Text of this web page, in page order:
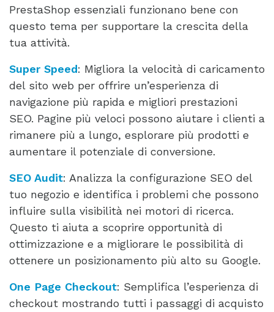
PrestaShop essenziali funzionano bene con
questo tema per supportare la crescita della
tua attività.
Super Speed: Migliora la velocità di caricamento
del sito web per offrire un’esperienza di
navigazione più rapida e migliori prestazioni
SEO. Pagine più veloci possono aiutare i clienti a
rimanere più a lungo, esplorare più prodotti e
aumentare il potenziale di conversione.
SEO Audit: Analizza la configurazione SEO del
tuo negozio e identifica i problemi che possono
influire sulla visibilità nei motori di ricerca.
Questo ti aiuta a scoprire opportunità di
ottimizzazione e a migliorare le possibilità di
ottenere un posizionamento più alto su Google.
One Page Checkout: Semplifica l’esperienza di
checkout mostrando tutti i passaggi di acquisto